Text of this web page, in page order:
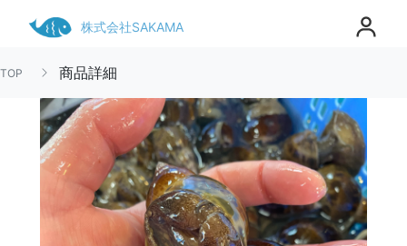
株式会社SAKAMA
TOP 商品詳細